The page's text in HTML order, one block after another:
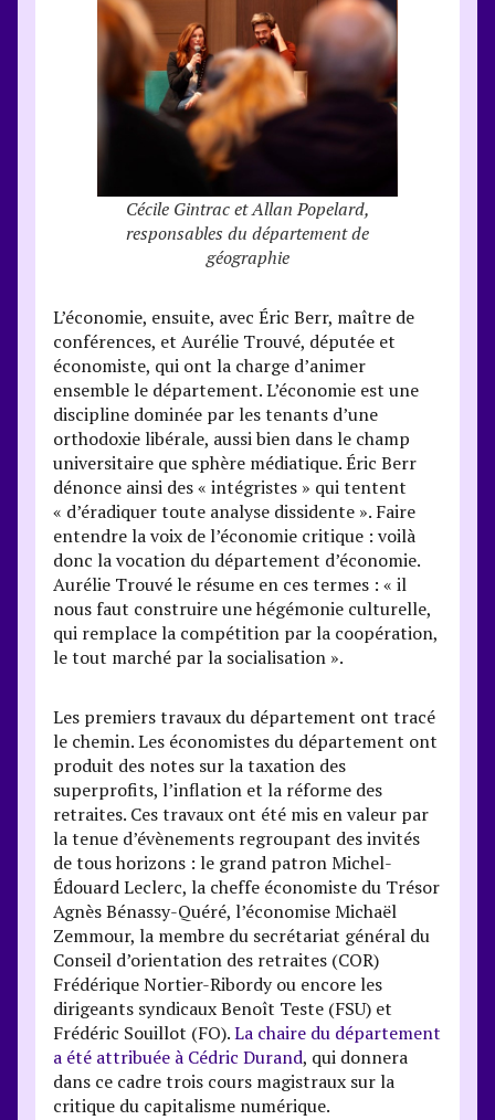
Cécile Gintrac et Allan Popelard,
responsables du département de
géographie
L’économie, ensuite, avec Éric Berr, maître de
conférences, et Aurélie Trouvé, députée et
économiste, qui ont la charge d’animer
ensemble le département. L’économie est une
discipline dominée par les tenants d’une
orthodoxie libérale, aussi bien dans le champ
universitaire que sphère médiatique. Éric Berr
dénonce ainsi des « intégristes » qui tentent
« d’éradiquer toute analyse dissidente ». Faire
entendre la voix de l’économie critique : voilà
donc la vocation du département d’économie.
Aurélie Trouvé le résume en ces termes : « il
nous faut construire une hégémonie culturelle,
qui remplace la compétition par la coopération,
le tout marché par la socialisation ».
Les premiers travaux du département ont tracé
le chemin. Les économistes du département ont
produit des notes sur la taxation des
superprofits, l’inflation et la réforme des
retraites. Ces travaux ont été mis en valeur par
la tenue d’évènements regroupant des invités
de tous horizons : le grand patron Michel-
Édouard Leclerc, la cheffe économiste du Trésor
Agnès Bénassy-Quéré, l’économise Michaël
Zemmour, la membre du secrétariat général du
Conseil d’orientation des retraites (COR)
Frédérique Nortier-Ribordy ou encore les
dirigeants syndicaux Benoît Teste (FSU) et
Frédéric Souillot (FO).La chaire du département
a été attribuée à Cédric Durand, qui donnera
dans ce cadre trois cours magistraux sur la
critique du capitalisme numérique.